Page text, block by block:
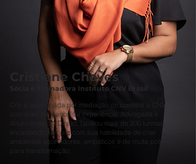
Cristiane Chaves
Sócia e Treinadora Instituto CNV Brasil
Cris é apaixonada por mediação de conflitos e CNV,
com mais de 7 anos de experiência. Advogada e
doutoranda em Direito, facilitou mais de 200 turmas,
encantando sempre com sua habilidade de criar
ambientes acolhedores, empáticos e de muita potência
para
transformação .